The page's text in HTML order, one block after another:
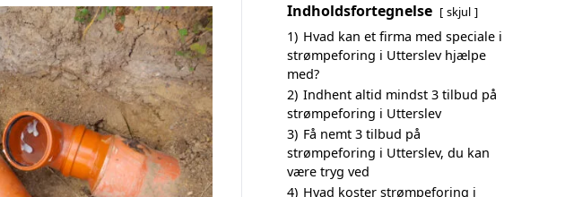
Indholdsfortegnelse skjul
1) Hvad kan et firma med speciale i
strømpeforing i Utterslev hjælpe
med?
2) Indhent altid mindst 3 tilbud på
strømpeforing i Utterslev
3) Få nemt 3 tilbud på
strømpeforing i Utterslev, du kan
være tryg ved
4) Hvad koster strømpeforing i